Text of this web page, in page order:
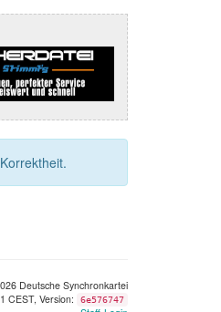
Deutsche Synchronkartei
CEST, Version:
6e576747